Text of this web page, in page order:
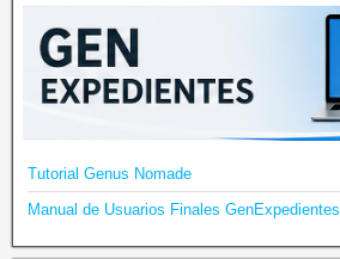
Tutorial Genus Nomade
Manual de Usuarios Finales GenExpedientes